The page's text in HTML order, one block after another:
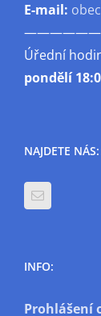
E-mail:
Úřední
pondělí
NAJDETE NÁS:
INFO:
Prohlášení